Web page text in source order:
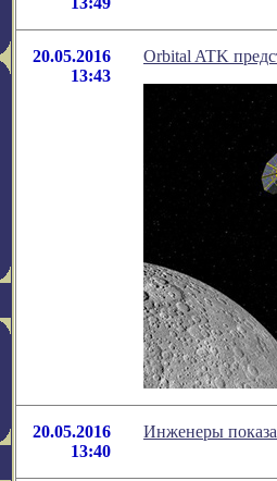
20.05.2016
13:43
Orbital ATK
20.05.2016
13:40
Инженеры